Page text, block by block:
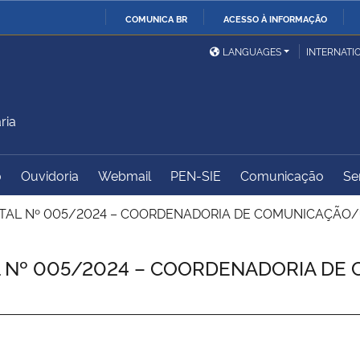
COMUNICA BR ACESSO À INFORMAÇÃO
Ministério da Defesa
Ministério das Relações
Exteriores
Ministério do
Desenvolvimento Regional
Controladoria-Geral da
União
Advocacia-Geral da União Banco Central do Brasil
LANGUAGES
Ouvidoria Webmail PEN-SIE Comunicação
Nº 005/2024 – COORDENADORIA DE
005/2024 – COORDENADORIA DE